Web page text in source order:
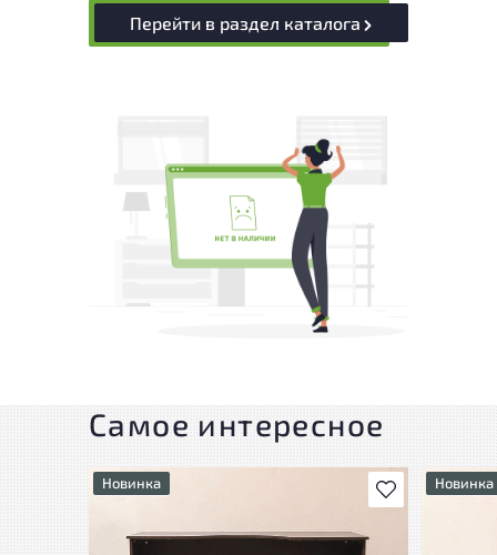
Перейти в раздел каталога
Самое интересное
В избранное
Новинка Новинка